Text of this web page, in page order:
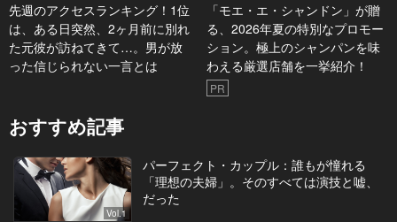
先週のアクセスランキング！1位
は、ある日突然、2ヶ月前に別れ
た元彼が訪ねてきて…。男が放
った信じられない一言とは
「モエ・エ・シャンドン」が贈
る、2026年夏の特別なプロモー
ション。極上のシャンパンを味
わえる厳選店舗を一挙紹介！
PR
おすすめ記事
Vol.1
パーフェクト・カップル：誰もが憧れる
「理想の夫婦」。そのすべては演技と嘘、
だった